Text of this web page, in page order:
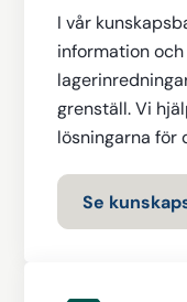
I vår
information
grenställ. Vi
lösningarna för
Se